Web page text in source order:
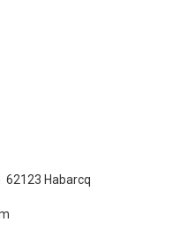
62123 Habarcq